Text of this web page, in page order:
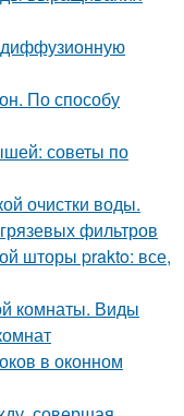
По способу
советы по
очистки воды.
фильтров
шторы prakto: все,
комнаты. Виды
в оконном